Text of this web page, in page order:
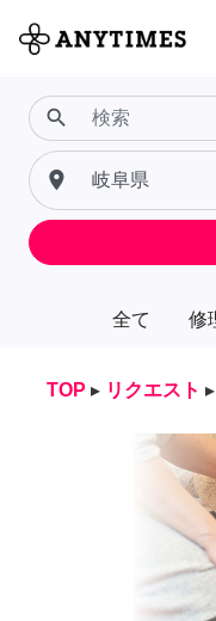
全て 修
search
place
TOP ▸ リクエスト ▸